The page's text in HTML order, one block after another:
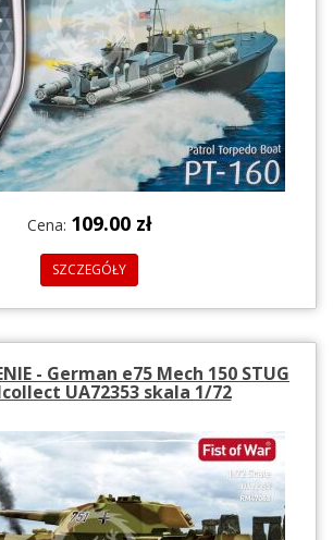
Cena: 109.00 zł
SZCZEGÓŁY
- German e75 Mech 150 STUG
UA72353 skala 1/72